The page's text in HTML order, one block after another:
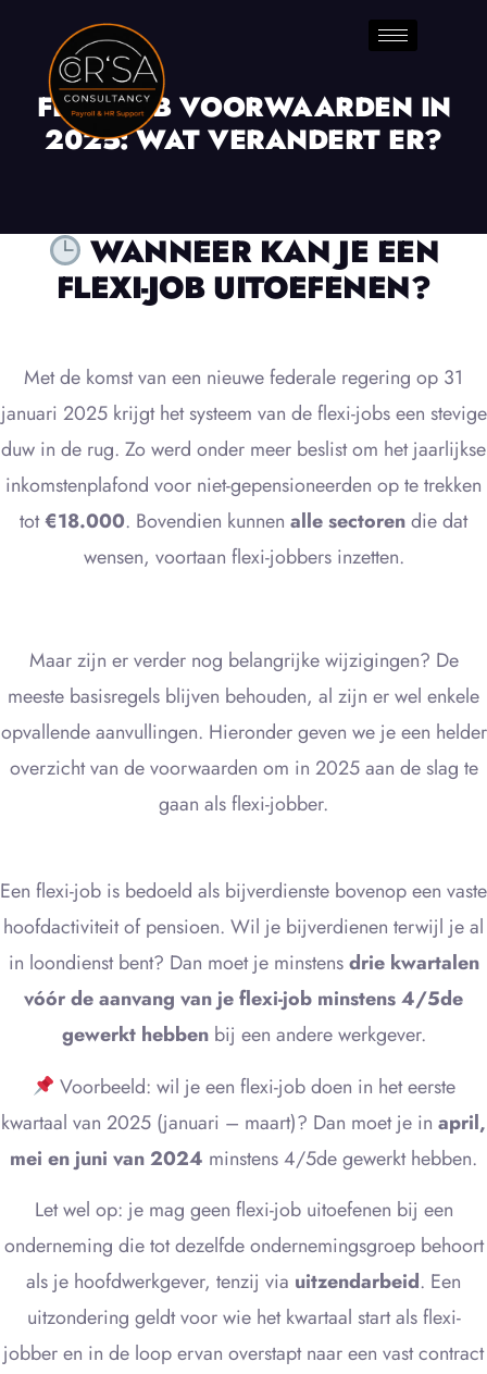
FLEXI-JOB VOORWAARDEN IN
2025: WAT VERANDERT ER?
WANNEER KAN JE EEN
FLEXI-JOB UITOEFENEN?
Met de komst van een nieuwe federale regering op 31
januari 2025 krijgt het systeem van de flexi-jobs een stevige
duw in de rug. Zo werd onder meer beslist om het jaarlijkse
inkomstenplafond voor niet-gepensioneerden op te trekken
tot€18.000. Bovendien kunnen alle sectorendie dat
wensen, voortaan flexi-jobbers inzetten.
Maar zijn er verder nog belangrijke wijzigingen? De
meeste basisregels blijven behouden, al zijn er wel enkele
opvallende aanvullingen. Hieronder geven we je een helder
overzicht van de voorwaarden om in 2025 aan de slag te
gaan als flexi-jobber.
Een flexi-job is bedoeld als bijverdienste bovenop een vaste
hoofdactiviteit of pensioen. Wil je bijverdienen terwijl je al
in loondienst bent? Dan moet je minstensdrie kwartalen
vóór de aanvang van je flexi-job minstens 4/5de
gewerkt hebbenbij een andere werkgever.
Voorbeeld: wil je een flexi-job doen in het eerste
kwartaal van 2025 (januari – maart)? Dan moet je in april,
mei en juni van 2024 minstens 4/5de gewerkt hebben.
Let wel op: je mag geen flexi-job uitoefenen bij een
onderneming die tot dezelfde ondernemingsgroep behoort
als je hoofdwerkgever, tenzij via uitzendarbeid. Een
uitzondering geldt voor wie het kwartaal start als flexi-
jobber en in de loop ervan overstapt naar een vast contract